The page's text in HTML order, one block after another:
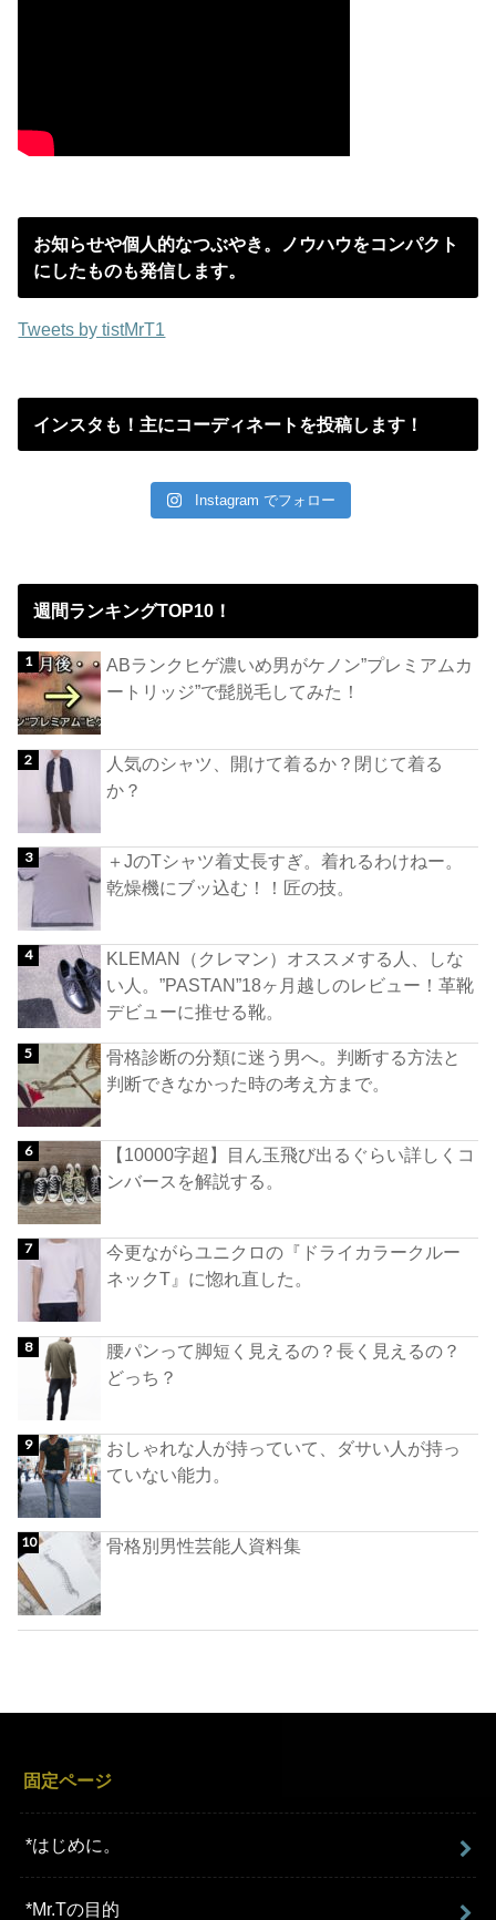
お知らせや個人的なつぶやき。ノウハウをコンパクト
にしたものも発信します。
Tweets by tistMrT1
インスタも！主にコーディネートを投稿します！
Instagram でフォロー
週間ランキングTOP10！
ABランクヒゲ濃いめ男がケノン”プレミアムカ
ートリッジ”で髭脱毛してみた！
人気のシャツ、開けて着るか？閉じて着る
か？
＋JのTシャツ着丈長すぎ。着れるわけねー。
乾燥機にブッ込む！！匠の技。
KLEMAN（クレマン）オススメする人、しな
い人。”PASTAN”18ヶ月越しのレビュー！革靴
デビューに推せる靴。
骨格診断の分類に迷う男へ。判断する方法と
判断できなかった時の考え方まで。
【10000字超】目ん玉飛び出るぐらい詳しくコ
ンバースを解説する。
今更ながらユニクロの『ドライカラークルー
ネックT』に惚れ直した。
腰パンって脚短く見えるの？長く見えるの？
どっち？
おしゃれな人が持っていて、ダサい人が持っ
ていない能力。
骨格別男性芸能人資料集
固定ページ
*はじめに。
*Mr.Tの目的